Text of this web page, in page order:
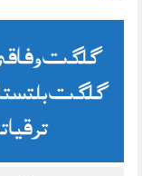
گلگت وفاقی
گلگت